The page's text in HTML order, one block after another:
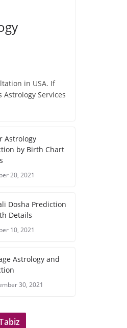
in USA. If
Astrology Services
Astrology
by Birth Chart
20, 2021
Dosha Prediction
Details
10, 2021
Astrology and
30, 2021